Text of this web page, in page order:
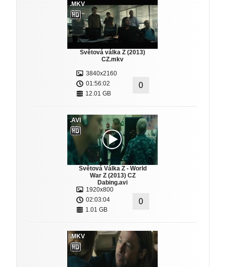
.MKV
Světová válka Z (2013)
CZ.mkv
3840x2160
01:56:02
12.01 GB
0
.AVI
Světová Válka Z - World
War Z (2013) CZ
Dabing.avi
1920x800
02:03:04
1.01 GB
0
.MKV